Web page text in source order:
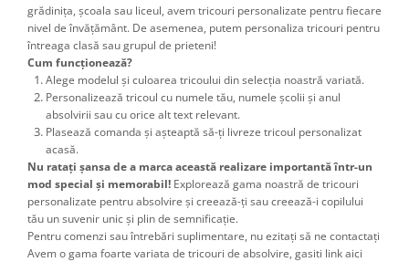
grădinița, școala sau liceul, avem tricouri personalizate pentru fiecare
nivel de învățământ. De asemenea, putem personaliza tricouri pentru
întreaga clasă sau grupul de prieteni!
Cum funcționează?
Alege modelul și culoarea tricoului din selecția noastră variată.
Personalizează tricoul cu numele tău, numele școlii și anul
absolvirii sau cu orice alt text relevant.
Plasează comanda și așteaptă să-ți livreze tricoul personalizat
acasă.
Nu ratați șansa de a marca această realizare importantă într-un
mod special și memorabil! Explorează gama noastră de tricouri
personalizate pentru absolvire și creează-ți sau creează-i copilului
tău un suvenir unic și plin de semnificație.
Pentru comenzi sau întrebări suplimentare, nu ezitați să ne contactați